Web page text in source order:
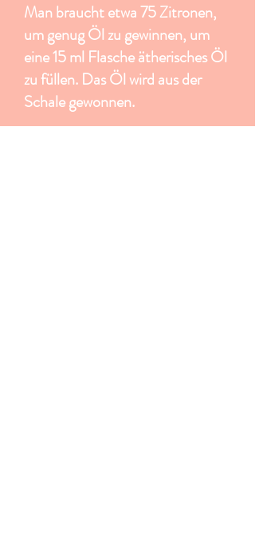
Man braucht etwa 75 Zitronen,
um genug Öl zu gewinnen, um
eine 15 ml Flasche ätherisches Öl
zu füllen. Das Öl wird aus der
Schale gewonnen.